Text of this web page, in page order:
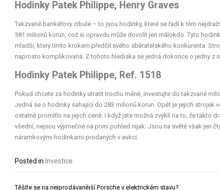
Hodinky Patek Philippe, Henry Graves
Takzvané bankéřovy cibule – to jsou hodinky, které se řadí k těm
381 milionů korun, což si opravdu může dovolit jen málokdo. Tyto
mladší, který tímto krokem předčil svého sběratelského konkurenta.
naprosto komplikovaná. Z tohoto hlediska se jedná dokonce o jedny z
Hodinky Patek Philippe, Ref. 1518
Pokud chcete za hodinky utratit trochu méně, investujte do takzvané
Jedná se o hodinky sahající do 283 milionů korun. Opět je jejich strojek
ostatně promítlo na jejich ceně. I když jste možná zvyklí na to, že takto
všední, nejsou výjimečné na první pohled nijak. Jsou na světě však jen
náramkovými hodinkami prodaných v aukci.
Posted in Investice
Navigace
Těšíte se na nejprodávanější Porsche v elektrickém stavu?